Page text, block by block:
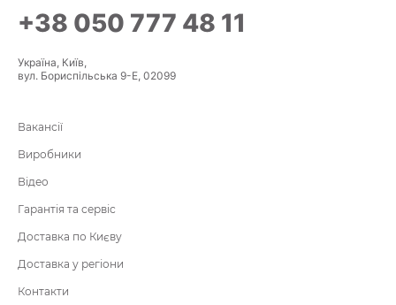
+38 050 777 48 11
Україна, Київ,
вул. Бориспільська 9-Е, 02099
Вакансії
Виробники
Відео
Гарантія та сервіс
Доставка по Києву
Доставка у регіони
Контакти